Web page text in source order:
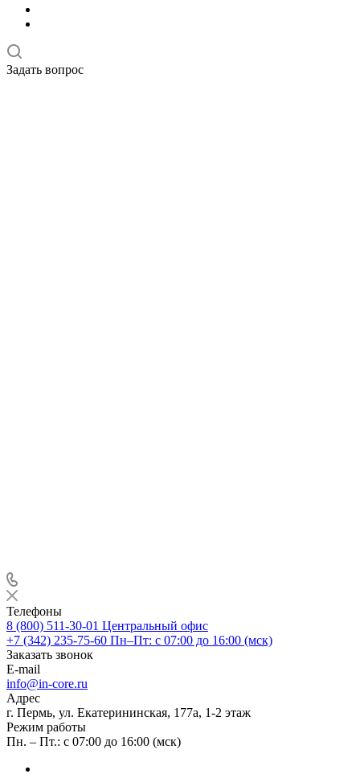
Задать вопрос
Телефоны
8 (800) 511-30-01 Центральный офис
+7 (342) 235-75-60 Пн–Пт: с 07:00 до 16:00 (мск)
Заказать звонок
E-mail
info@in-core.ru
Адрес
г. Пермь, ул. ​Екатерининская, 177а, ​1-2 этаж
Режим работы
Пн. – Пт.: с 07:00 до 16:00 (мск)